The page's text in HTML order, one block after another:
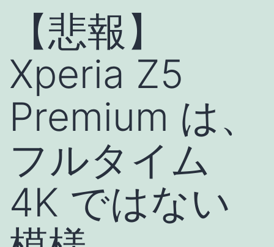
【悲報】
Xperia Z5
Premium は、
フルタイム
4K ではない